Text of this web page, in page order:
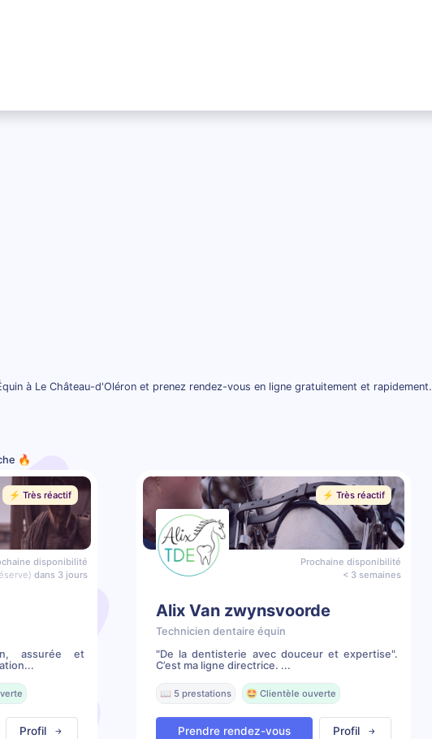
à Le Château-d'Oléron et prenez rendez-vous en ligne gratuitement et rapidement.
🔥
⚡️ Très réactif
disponibilité
dans 3 jours
assurée et
Profil
⚡️ Très réactif
Prochaine disponibilité
< 3 semaines
Alix Van zwynsvoorde
Technicien dentaire équin
"De la dentisterie avec douceur et expertise".
C’est ma ligne directrice. ...
📖 5 prestations 🤩 Clientèle ouverte
Prendre rendez-vous Profil